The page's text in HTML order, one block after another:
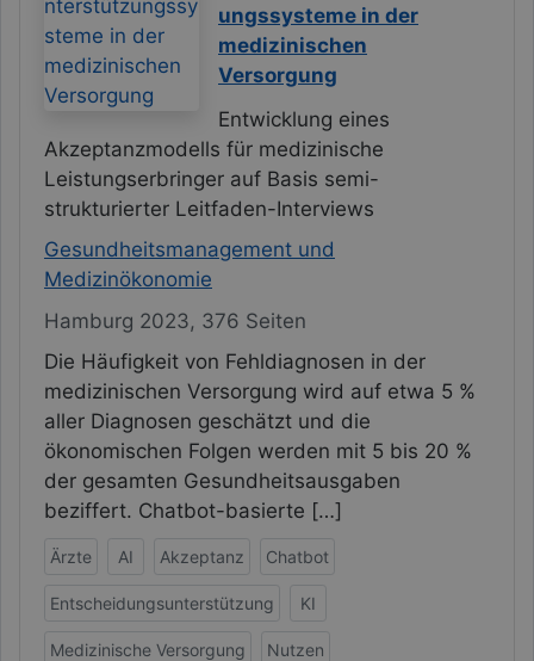
ungssysteme in der
medizinischen
Versorgung
Entwicklung eines
Akzeptanzmodells für medizinische
Leistungserbringer auf Basis semi-
strukturierter Leitfaden-Interviews
Gesundheitsmanagement und
Medizinökonomie
Hamburg 2023, 376 Seiten
Die Häufigkeit von Fehldiagnosen in der
medizinischen Versorgung wird auf etwa 5 %
aller Diagnosen geschätzt und die
ökonomischen Folgen werden mit 5 bis 20 %
der gesamten Gesundheitsausgaben
beziffert. Chatbot-basierte […]
Ärzte AI Akzeptanz Chatbot
Entscheidungsunterstützung KI
Medizinische Versorgung Nutzen